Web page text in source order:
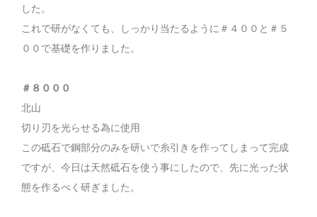
した。
これで研がなくても、しっかり当たるように＃４００と＃５
００で基礎を作りました。
＃８０００
北山
切り刃を光らせる為に使用
この砥石で鋼部分のみを研いで糸引きを作ってしまって完成
ですが、今日は天然砥石を使う事にしたので、先に光った状
態を作るべく研ぎました。